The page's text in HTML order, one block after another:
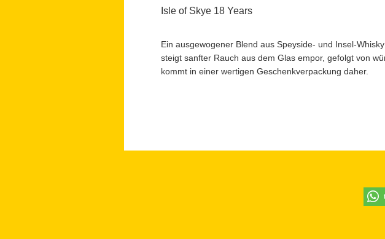
Isle of Skye 18 Years
Ein ausgewogener Blend aus Speyside- und Insel-
steigt sanfter Rauch aus dem Glas empor, gefolgt von
kommt in einer wertigen Geschenkverpackung daher.